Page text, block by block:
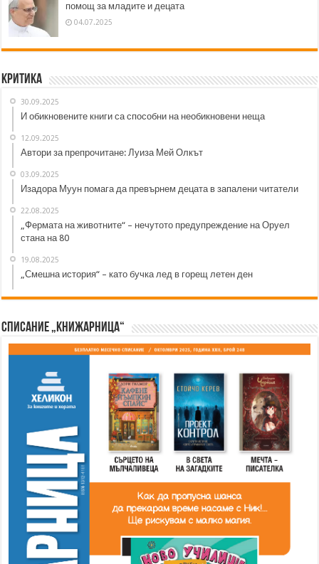
помощ за младите и децата
04.07.2025
Критика
30.09.2025
И обикновените книги са способни на необикновени неща
12.09.2025
Автори за препрочитане: Луиза Мей Олкът
03.09.2025
Изадора Муун помага да превърнем децата в запалени читатели
22.08.2025
„Фермата на животните“ – нечутото предупреждение на Оруел
стана на 80
19.08.2025
„Смешна история“ – като бучка лед в горещ летен ден
Списание „Книжарница“